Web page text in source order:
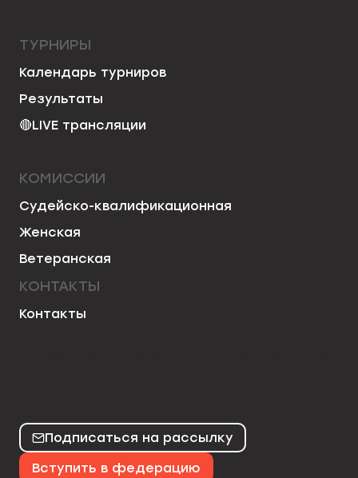
ТУРНИРЫ
Календарь турниров
Результаты
🔴LIVE трансляции
КОМИССИИ
Судейско-квалификационная
Женская
Ветеранская
КОНТАКТЫ
Контакты
Подписаться на рассылку
Вступить в федерацию